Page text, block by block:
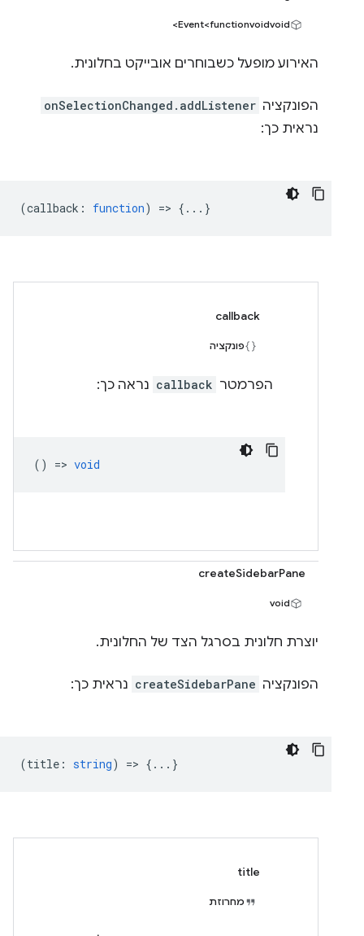
Event<functionvoidvoid>
האירוע מופעל כשבוחרים אובייקט בחלונית.
הפונקציה onSelectionChanged.addListener
נראית כך:
(callback : function) => {...}
callback
פונקציה
הפרמטר callback נראה כך:
() => void
createSidebarPane
void
יוצרת חלונית בסרגל הצד של החלונית.
הפונקציה createSidebarPane נראית כך:
(title : string) => {...}
title
מחרוזת